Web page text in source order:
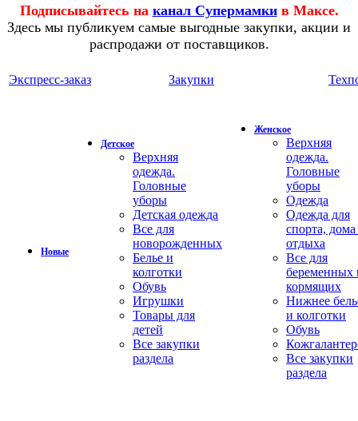
Подписывайтесь на канал Супермамки в Максе.
Здесь мы публикуем самые выгодные закупки, акции и
распродажи от поставщиков.
Экспресс-заказ Закупки
Новые
Детское
Верхняя
одежда.
Головные
уборы
Детская одежда
Все для
новорожденных
Белье и
колготки
Обувь
Игрушки
Товары для
детей
Все закупки
раздела
Женское
Верхняя
одежда.
Головные
уборы
Одежда
Одежда для
спорта,
отдыха
Все для
беременных
кормящих
Нижнее
и колготки
Обувь
Все закупки
раздела